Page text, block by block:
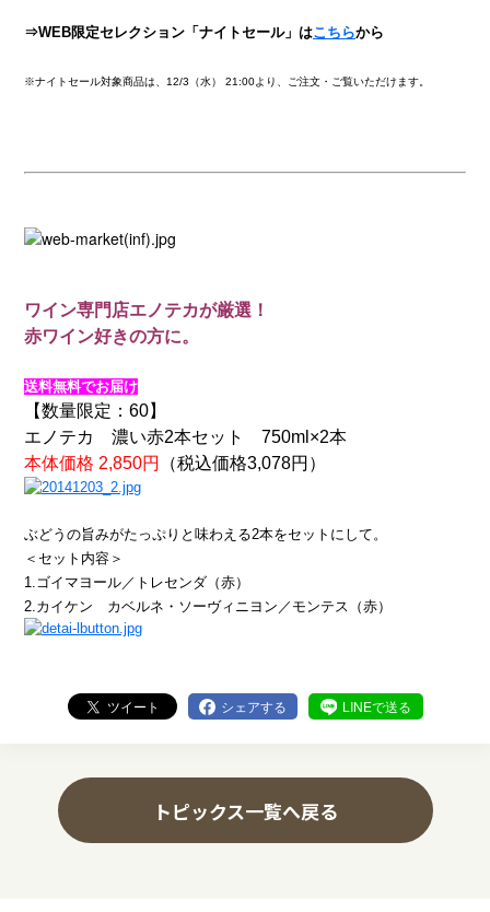
⇒WEB限定セレクション「ナイトセール」はこちらから
※ナイトセール対象商品は、12/3（水） 21:00より、ご注文・ご覧いただけます。
ワイン専門店エノテカが厳選！
赤ワイン好きの方に。
送料無料でお届け
【数量限定：60】
エノテカ 濃い赤2本セット 750ml×2本
本体価格 2,850円
（税込価格3,078円）
ぶどうの旨みがたっぷりと味わえる2本をセットにして。
＜セット内容＞
1.ゴイマヨール／トレセンダ（赤）
2.カイケン カベルネ・ソーヴィニヨン／モンテス（赤）
ツイート シェアする LINEで送る
トピックス一覧へ戻る